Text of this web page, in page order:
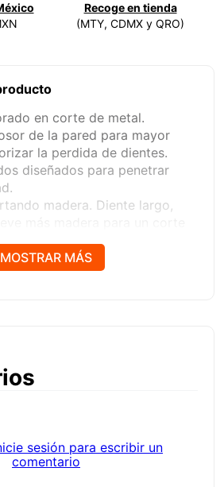
Recoge en tienda
(MTY, CDMX y QRO)
en corte de metal.
de la pared para mayor
la perdida de dientes.
diseñados para penetrar
madera. Diente largo,
de velocidad diseñada
MOSTRAR MÁS
sesión para escribir un
comentario